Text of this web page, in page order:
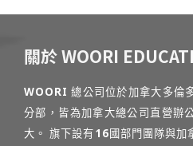
關於 WOORI
WOORI 總公司位於加拿大多倫
分部，皆為加拿大總公司直營辦
大。 旗下設有16國部門團隊與